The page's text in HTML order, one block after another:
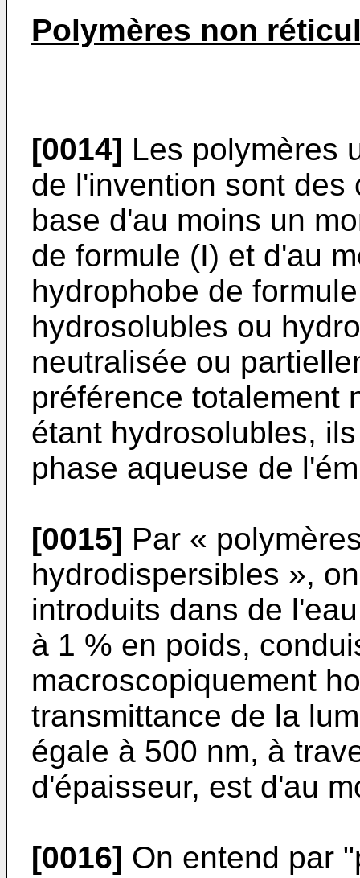
Polymères non
[0014] Les polymères
de l'invention sont des
base d'au moins un
de formule (I) et d'au
hydrophobe de
hydrosolubles ou
neutralisée ou
préférence totalement
étant hydrosolubles,
phase aqueuse de
[0015] Par «
hydrodispersibles »,
introduits dans de
à 1 % en poids,
macroscopiquement
transmittance de la
égale à 500 nm, à
d'épaisseur, est d'au
[0016] On entend par